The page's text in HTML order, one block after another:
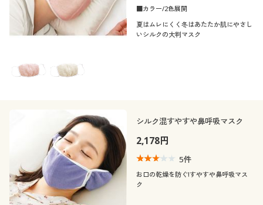
寝具・ベッド
美容・健康・サプリメント
制服・スクールすべて
大きいサイズ
大きいサイズ レディース下着
大きいサイズ メンズ
大きいサイズ 事務・制服
シークレットセール
商品カテゴリ一覧
カタログ
カタログ・チラシからのご注文
カラー
で絞り込む
ウォッシャブル(洗
える)
着用感
ゆったり
シーズン
夏 冬
価格 ～ 絞込
■カラー/2色展開
夏はムレにくく冬はあたたか肌にやさし
いシルクの大判マスク
シルク混すやすや鼻呼吸マスク
2,178円
5件
お口の乾燥を防ぐ!すやすや鼻呼吸マス
ク